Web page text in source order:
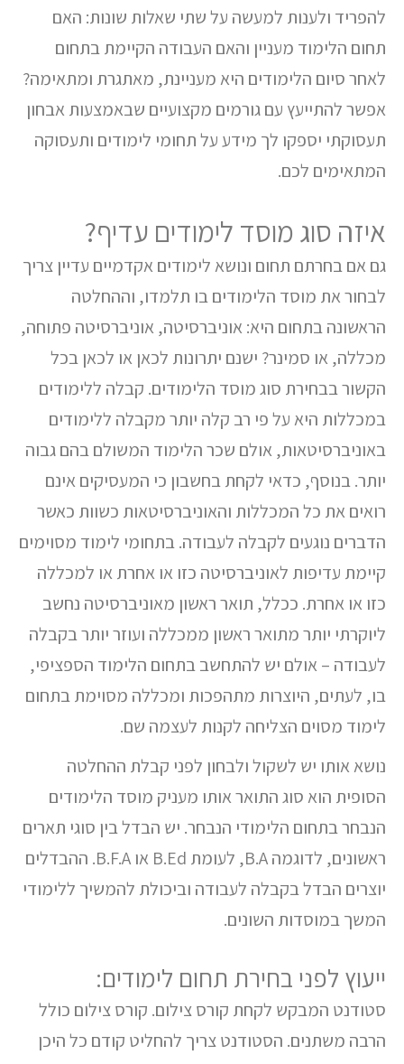
להפריד ולענות למעשה על שתי שאלות שונות: האם
תחום הלימוד מעניין והאם העבודה הקיימת בתחום
לאחר סיום הלימודים היא מעניינת, מאתגרת ומתאימה?
אפשר להתייעץ עם גורמים מקצועיים שבאמצעות אבחון
תעסוקתי יספקו לך מידע על תחומי לימודים ותעסוקה
המתאימים לכם.
איזה סוג מוסד לימודים עדיף?
גם אם בחרתם תחום ונושא לימודים אקדמיים עדיין צריך
לבחור את מוסד הלימודים בו תלמדו, וההחלטה
הראשונה בתחום היא: אוניברסיטה, אוניברסיטה פתוחה,
מכללה, או סמינר? ישנם יתרונות לכאן או לכאן בכל
הקשור בבחירת סוג מוסד הלימודים. קבלה ללימודים
במכללות היא על פי רב קלה יותר מקבלה ללימודים
באוניברסיטאות, אולם שכר הלימוד המשולם בהם גבוה
יותר. בנוסף, כדאי לקחת בחשבון כי המעסיקים אינם
רואים את כל המכללות והאוניברסיטאות כשוות כאשר
הדברים נוגעים לקבלה לעבודה. בתחומי לימוד מסוימים
קיימת עדיפות לאוניברסיטה כזו או אחרת או למכללה
כזו או אחרת. ככלל, תואר ראשון מאוניברסיטה נחשב
ליוקרתי יותר מתואר ראשון ממכללה ועוזר יותר בקבלה
לעבודה – אולם יש להתחשב בתחום הלימוד הספציפי,
בו, לעתים, היוצרות מתהפכות ומכללה מסוימת בתחום
לימוד מסוים הצליחה לקנות לעצמה שם.
נושא אותו יש לשקול ולבחון לפני קבלת ההחלטה
הסופית הוא סוג התואר אותו מעניק מוסד הלימודים
הנבחר בתחום הלימודי הנבחר. יש הבדל בין סוגי תארים
ראשונים, לדוגמה B.A, לעומת B.Ed או B.F.A. ההבדלים
יוצרים הבדל בקבלה לעבודה וביכולת להמשיך ללימודי
המשך במוסדות השונים.
ייעוץ לפני בחירת תחום לימודים:
סטודנט המבקש לקחת קורס צילום. קורס צילום כולל
הרבה משתנים. הסטודנט צריך להחליט קודם כל היכן